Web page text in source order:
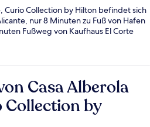
Curio Collection by Hilton befindet sich
nur 8 Minuten zu Fuß von Hafen
Fußweg von Kaufhaus El Corte
Casa Alberola
Collection by